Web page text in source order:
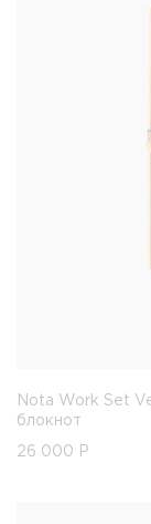
Nota Work Set
блокнот
26 000 Р